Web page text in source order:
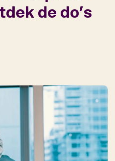
de do’s